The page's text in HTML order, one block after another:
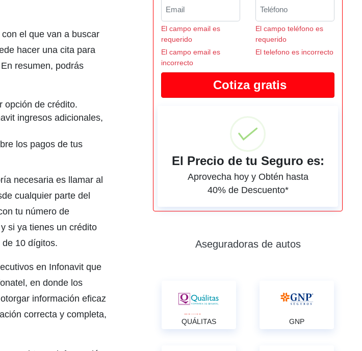
el que van a buscar
hacer una cita para
resumen, podrás
opción de crédito.
ingresos adicionales,
los pagos de tus
necesaria es llamar al
cualquier parte del
tu número de
si ya tienes un crédito
10 dígitos.
en Infonavit que
en donde los
información eficaz
correcta y completa,
El campo email es
requerido
El campo email es
incorrecto
El campo teléfono es
requerido
El telefono es incorrecto
El Precio de tu Seguro es:
Aprovecha hoy y Obtén hasta
40% de Descuento*
Aseguradoras de autos
QUÁLITAS GNP